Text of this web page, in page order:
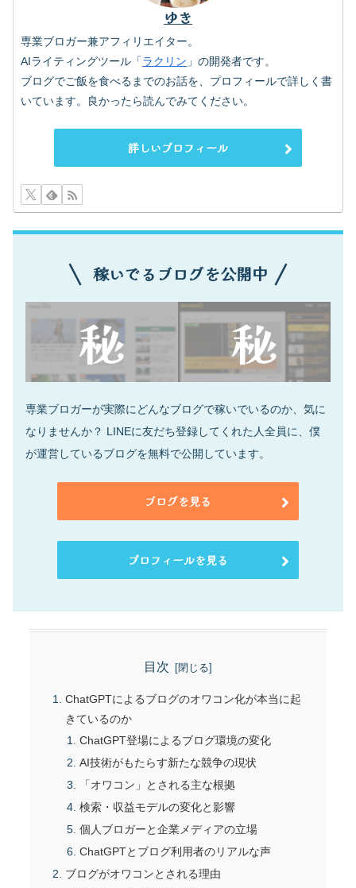
ゆき
専業ブロガー兼アフィリエイター。
AIライティングツール「ラクリン 」の開発者です。
ブログでご飯を食べるまでのお話を、プロフィールで詳しく書
いています。良かったら読んでみてください。
詳しいプロフィール
稼いでるブログを公開中
専業ブロガーが実際にどんなブログで稼いでいるのか、気に
なりませんか？ LINEに友だち登録してくれた人全員に、僕
が運営しているブログを無料で公開しています。
ブログを見る
プロフィールを見る
目次
ChatGPTによるブログのオワコン化が本当に起
きているのか
ChatGPT登場によるブログ環境の変化
AI技術がもたらす新たな競争の現状
「オワコン」とされる主な根拠
検索・収益モデルの変化と影響
個人ブロガーと企業メディアの立場
ChatGPTとブログ利用者のリアルな声
ブログがオワコンとされる理由